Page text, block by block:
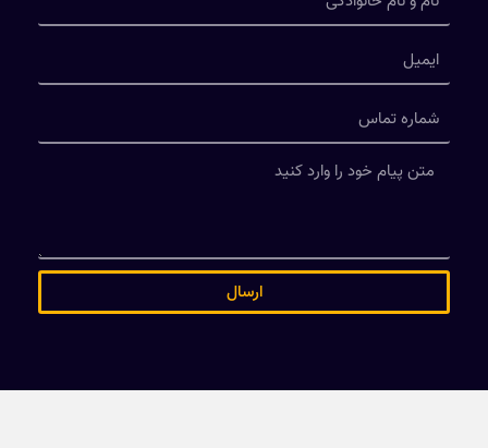
ارسال